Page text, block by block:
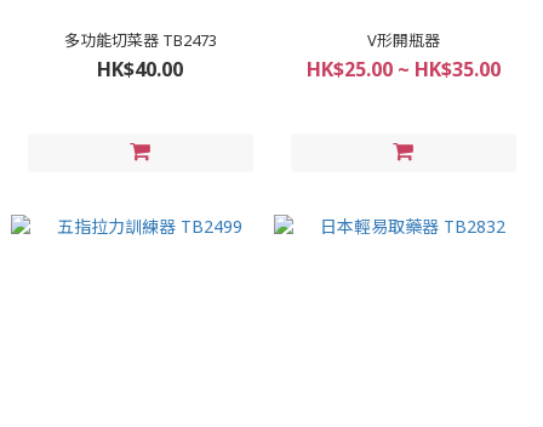
多功能切菜器 TB2473
HK$40.00
V形開瓶器
HK$25.00 ~ HK$35.00